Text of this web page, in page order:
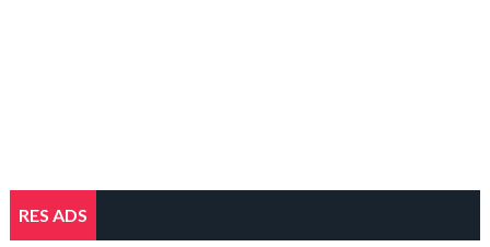
RES ADS